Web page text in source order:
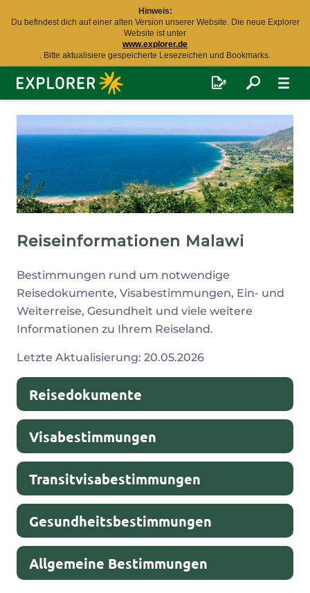
Hinweis:
Du befindest dich auf einer alten Version unserer Website. Die neue Explorer
Website ist unter
www.explorer.de
. Bitte aktualisiere gespeicherte Lesezeichen und Bookmarks.
Explorer
Fernreisen
Reiseinformationen Malawi
Bestimmungen rund um notwendige
Reisedokumente, Visabestimmungen, Ein- und
Weiterreise, Gesundheit und viele weitere
Informationen zu Ihrem Reiseland.
Malawi
Letzte Aktualisierung: 20.05.2026
Reisedokumente
Visabestimmungen
Transitvisabestimmungen
Gesundheitsbestimmungen
Allgemeine Bestimmungen